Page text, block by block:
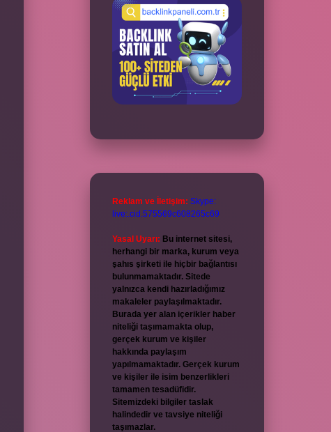
Reklam ve İletişim: Skype:
live:.cid.575569c608265c69
Yasal Uyarı: Bu internet sitesi,
herhangi bir marka, kurum veya
şahıs şirketi ile hiçbir bağlantısı
bulunmamaktadır. Sitede
yalnızca kendi hazırladığımız
makaleler paylaşılmaktadır.
Burada yer alan içerikler haber
niteliği taşımamakta olup,
gerçek kurum ve kişiler
hakkında paylaşım
yapılmamaktadır. Gerçek kurum
ve kişiler ile isim benzerlikleri
tamamen tesadüfidir.
Sitemizdeki bilgiler taslak
halindedir ve tavsiye niteliği
taşımazlar.